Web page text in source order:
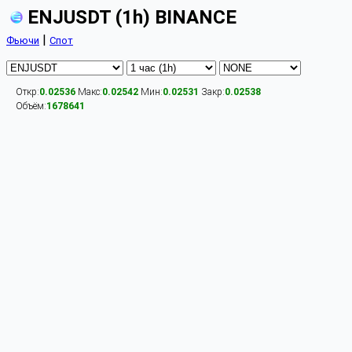
ENJUSDT (1h) BINANCE
Фьючи | Спот
Откр:0.02536 Макс:0.02542 Мин:0.02531 Закр:0.02538
Объём:1678641